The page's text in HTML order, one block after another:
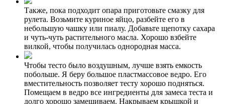
Также, пока подходит опара приготовьте смазку для
рулета. Возьмите куриное яйцо, разбейте его в
небольшую чашку или пиалу. Добавьте щепотку сахара
и чуть-чуть растительного масла. Хорошо взбейте
вилкой, чтобы получилась однородная масса.
Чтобы тесто было воздушным, лучше взять емкость
побольше. Я беру большое пластмассовое ведро. Его
вместительность позволяет тесту хорошо подняться.
Помещаем в ведро все ингредиенты для замеса теста и
долго хорошо замешиваем. Накрываем крышкой и